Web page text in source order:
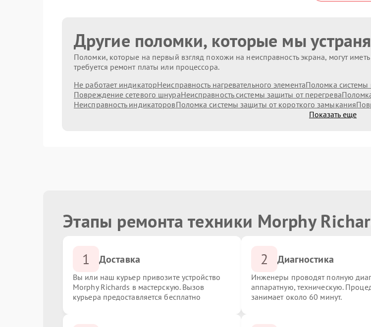
Другие поломки, которые мы
Поломки, которые на первый взгляд похожи на неисправность экрана, могут
требуется ремонт платы или процессора.
Не работает индикаторНеисправность нагревательного элементаПоломка системы
Повреждение сетевого шнураНеисправность системы защиты от перегрева
Неисправность индикаторовПоломка системы защиты от короткого замыкания
Показать еще
Этапы ремонта техники Morphy
1 Доставка
Вы или наш курьер привозите устройство
Morphy Richards в мастерскую. Вызов
курьера предоставляется бесплатно
2 Диагностика
Инженеры проводят полную
аппаратную, техническую.
занимает около 60 минут.